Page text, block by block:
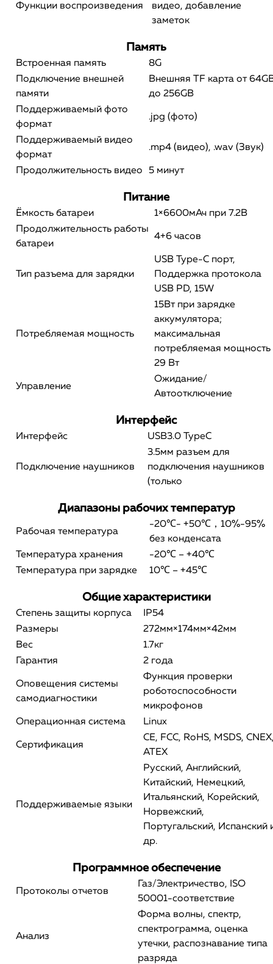
Функции воспроизведения
видео, добавление
заметок
Память
Встроенная память
8G
Подключение внешней
памяти
Внешняя TF карта от
до 256GB
Поддерживаемый фото
формат
.jpg (фото)
Поддерживаемый видео
формат
.mp4 (видео), .wav (Звук)
Продолжительность видео 5 минут
Питаниe
Ёмкость батареи
1×6600мАч при 7.2В
Продолжительность работы
батареи
4+6 часов
Тип разъема для зарядки
USB Type-C порт,
Поддержка протокола
USB PD, 15W
Потребляемая мощность
15Вт при зарядке
аккумулятора;
максимальная
потребляемая мощность
29 Вт
Управление
Ожидание/
Автоотключение
Интерфейс
Интерфейс USB3.0 TypeC
Подключение наушников
3.5мм разъем для
подключения наушников
(только
Диапазоны рабочих температур
Рабочая температура
-20℃- +50℃，10%-95%
без конденсата
Температура хранения
-20℃ – +40℃
Температура при зарядке
10℃ – +45℃
Общие характеристики
Степень защиты корпуса
IP54
Размеры
272мм×174мм×42мм
Вес
1.7кг
Гарантия
2 года
Оповещения системы
самодиагностики
Функция проверки
роботоспособности
микрофонов
Операционная система
Linux
Сертификация
CE, FCC, RoHS, MSDS,
ATEX
Поддерживаемые языки
Русский, Английский,
Китайский, Немецкий,
Итальянский, Корейский,
Норвежский,
Португальский, Испанский
др.
Программное обеспечение
Протоколы отчетов
Газ/Электричество, ISO
50001-соответствие
Анализ
Форма волны, спектр,
спектрограмма, оценка
утечки, распознавание типа
разряда